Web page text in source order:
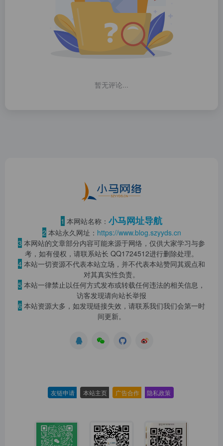
暂无评论...
1 本网站名称： 小马网址导航
2 本站永久网址： https://www.blog.szyyds.cn
3 本网站的文章部分内容可能来源于网络，仅供大家学习与参
考，如有侵权，请联系站长 QQ1724512进行删除处理。
4 本站一切资源不代表本站立场，并不代表本站赞同其观点和
对其真实性负责。
5 本站一律禁止以任何方式发布或转载任何违法的相关信息，
访客发现请向站长举报
6 本站资源大多，如发现链接失效，请联系我们我们会第一时
间更新。
友链申请 本站主页 广告合作 隐私政策